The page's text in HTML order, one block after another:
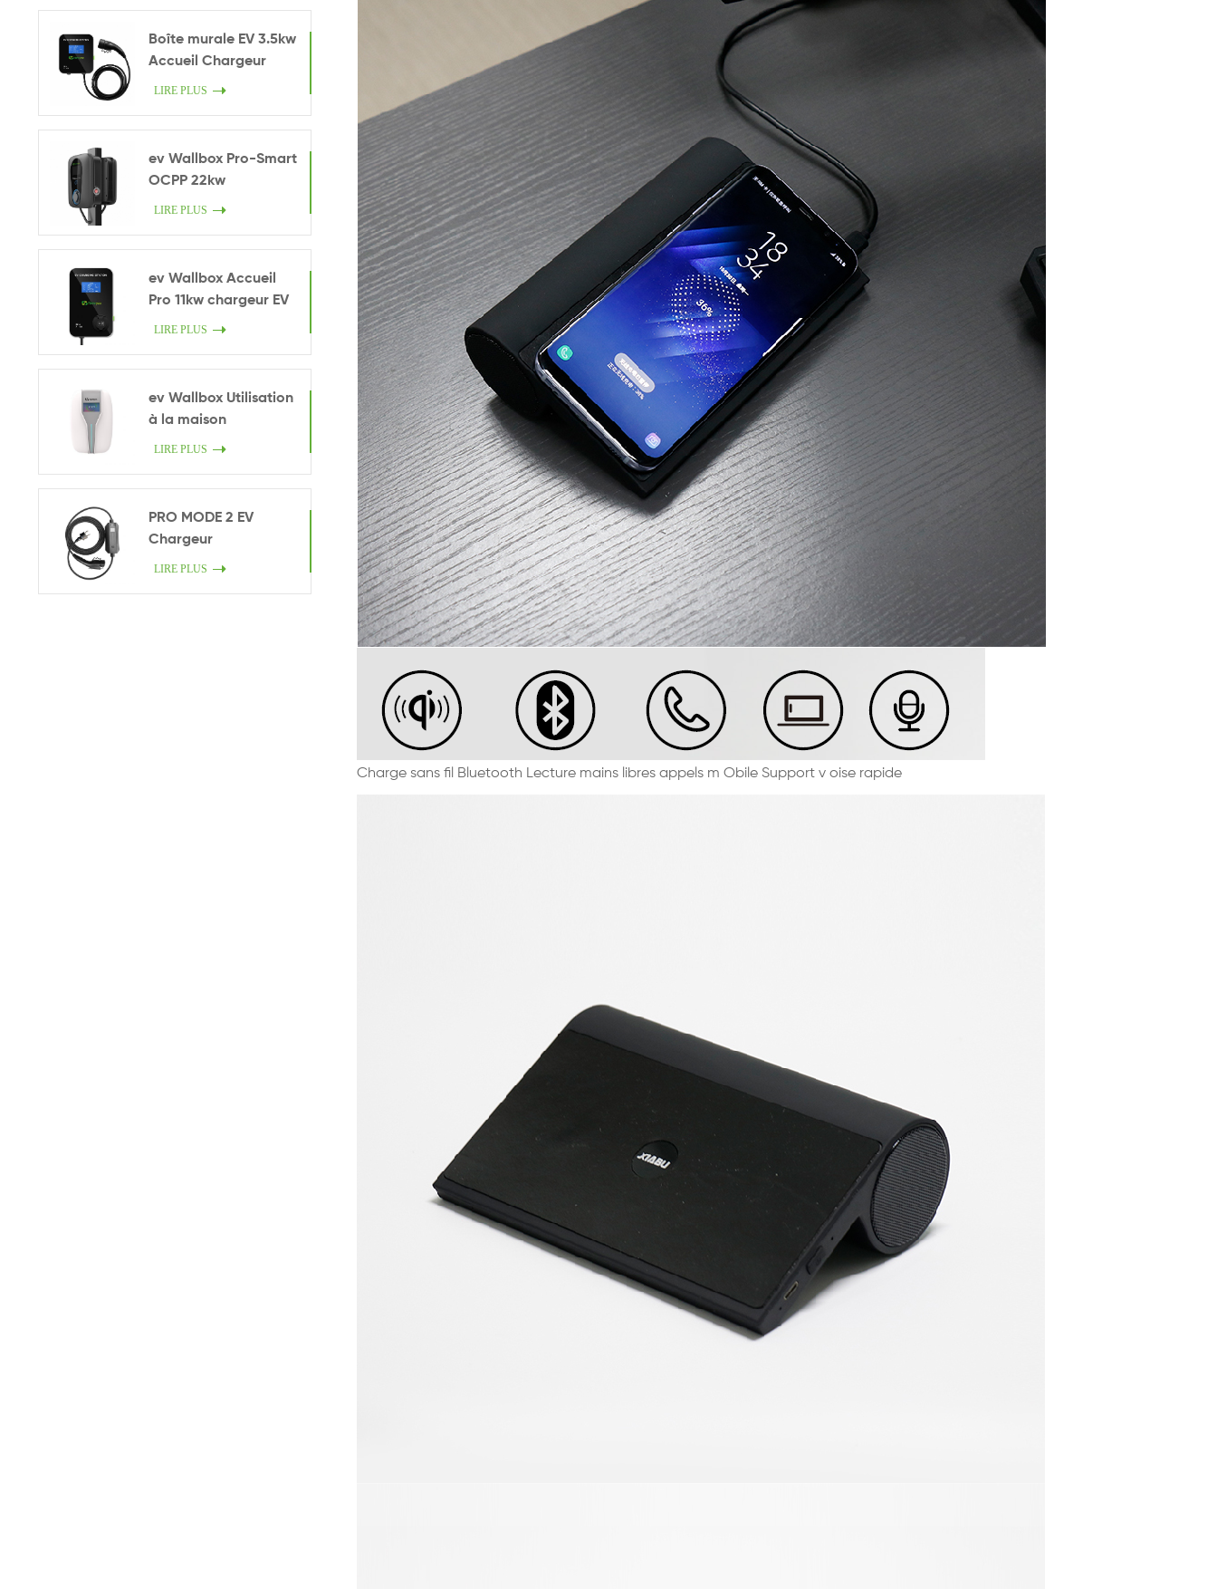
Boîte murale EV 3.5kw
Accueil Chargeur
intelligent
LIRE PLUS
ev Wallbox Pro-Smart
OCPP 22kw
LIRE PLUS
ev Wallbox Accueil
Pro 11kw chargeur EV
LIRE PLUS
ev Wallbox Utilisation
à la maison
LIRE PLUS
PRO MODE 2 EV
Chargeur
LIRE PLUS
Charge sans fil Bluetooth Lecture mains libres appels m Obile Support v oise rapide